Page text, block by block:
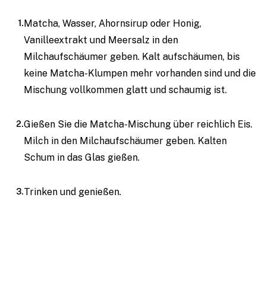
Matcha, Wasser, Ahornsirup oder Honig,
Vanilleextrakt und Meersalz in den
Milchaufschäumer geben. Kalt aufschäumen, bis
keine Matcha-Klumpen mehr vorhanden sind und die
Mischung vollkommen glatt und schaumig ist.
Gießen Sie die Matcha-Mischung über reichlich Eis.
Milch in den Milchaufschäumer geben. Kalten
Schum in das Glas gießen.
Trinken und genießen.